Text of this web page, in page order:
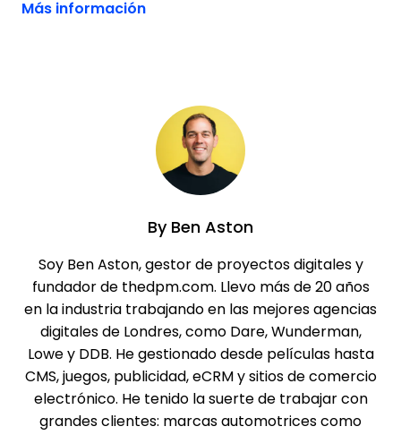
Más información
ByBen Aston
Soy Ben Aston, gestor de proyectos digitales y
fundador de thedpm.com. Llevo más de 20 años
en la industria trabajando en las mejores agencias
digitales de Londres, como Dare, Wunderman,
Lowe y DDB. He gestionado desde películas hasta
CMS, juegos, publicidad, eCRM y sitios de comercio
electrónico. He tenido la suerte de trabajar con
grandes clientes: marcas automotrices como